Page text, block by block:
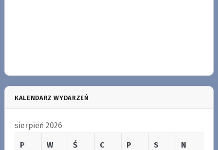
KALENDARZ WYDARZEŃ
sierpień 2026
P W Ś C P S N